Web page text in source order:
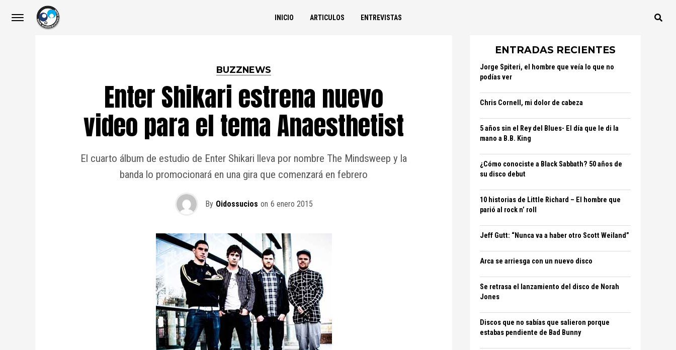
INICIO ARTICULOS ENTREVISTAS
BUZZNEWS
Enter Shikari estrena nuevo
video para el tema Anaesthetist
El cuarto álbum de estudio de Enter Shikari lleva por nombre The Mindsweep y la
banda lo promocionará en una gira que comenzará en febrero
By Oidossucios on 6 enero 2015
ENTRADAS RECIENTES
Jorge Spiteri, el hombre que veía lo que no
podías ver
Chris Cornell, mi dolor de cabeza
5 años sin el Rey del Blues- El día que le di la
mano a B.B. King
¿Cómo conociste a Black Sabbath? 50 años de
su disco debut
10 historias de Little Richard – El hombre que
parió al rock n’ roll
Jeff Gutt: “Nunca va a haber otro Scott Weiland”
Arca se arriesga con un nuevo disco
Se retrasa el lanzamiento del disco de Norah
Jones
Discos que no sabías que salieron porque
estabas pendiente de Bad Bunny